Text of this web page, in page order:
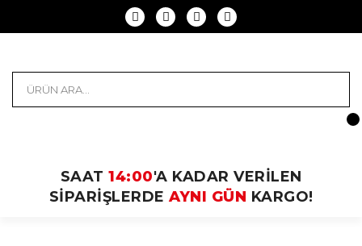
SAAT 14:00'A KADAR VERİLEN
SİPARİŞLERDE AYNI GÜN KARGO!